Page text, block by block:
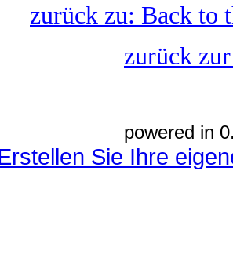
zurück zu: Back to
zurück
powered in
Sie Ihre